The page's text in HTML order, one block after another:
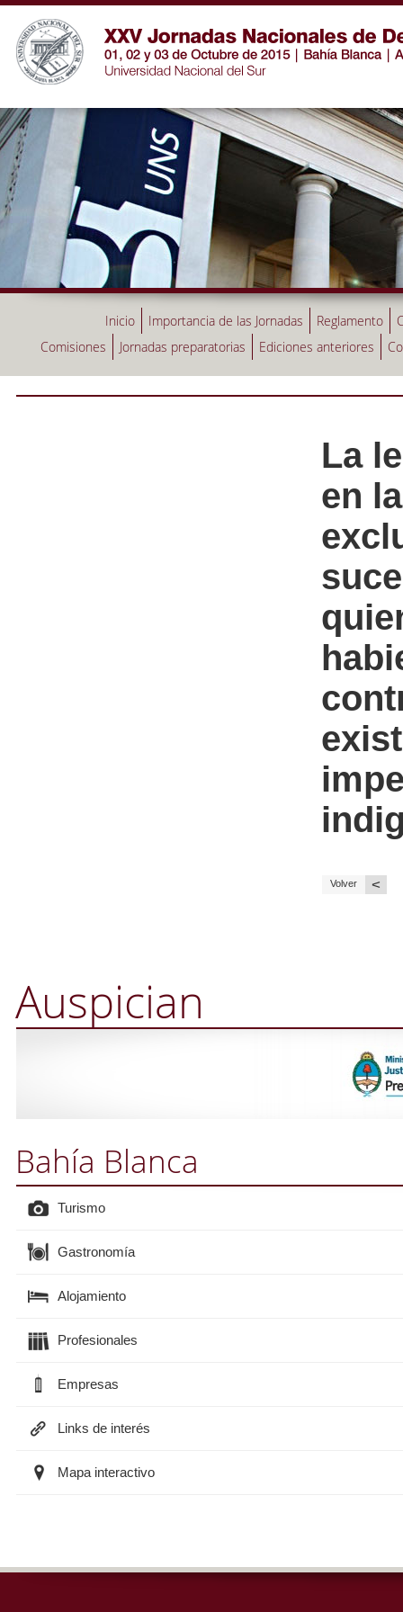
Inicio Importancia de las Jornadas Reglamento
Comisiones
Jornadas preparatorias Ediciones anteriores
La
en
Volver <
Auspician
Bahía Blanca
Turismo
Gastronomía
Alojamiento
Profesionales
Empresas
Links de interés
Mapa interactivo